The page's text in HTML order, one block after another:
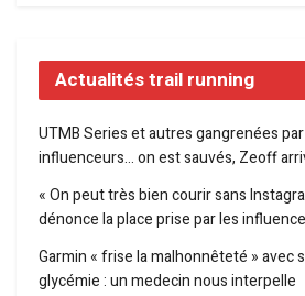
Actualités trail running
UTMB Series et autres gangrenées
influenceurs… on est sauvés, Zeoff
« On peut très bien courir sans
dénonce la place prise par les
Garmin « frise la malhonnêteté » avec
glycémie : un medecin nous interpelle